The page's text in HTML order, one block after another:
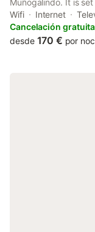
Muñogalindo. It is
and provides a
Wifi Internet
Cancelación gratuita
desde 170 € por